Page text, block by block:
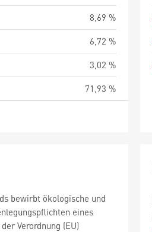
8,69 %
6,72 %
3,02 %
71,93 %
bewirbt ökologische und
eines
Verordnung (EU)